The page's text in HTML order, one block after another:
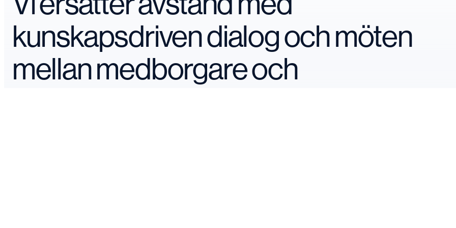
kunskapsdriven dialog och möten
mellan medborgare och